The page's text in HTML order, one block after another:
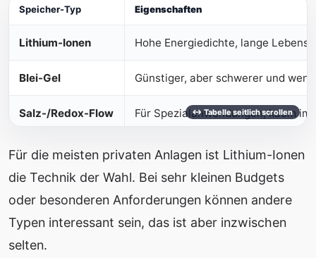
Speicher-Typ Eigenschaften
Lithium-Ionen Hohe Energiedichte, lange
Blei-Gel Günstiger, aber schwerer und
Salz-/Redox-Flow Für Spezialanwendungen, kaum im
Für die meisten privaten Anlagen ist Lithium-Ionen
die Technik der Wahl. Bei sehr kleinen Budgets
oder besonderen Anforderungen können andere
Typen interessant sein, das ist aber inzwischen
selten.